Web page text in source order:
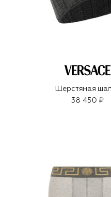
Шерстяная
38 450 ₽